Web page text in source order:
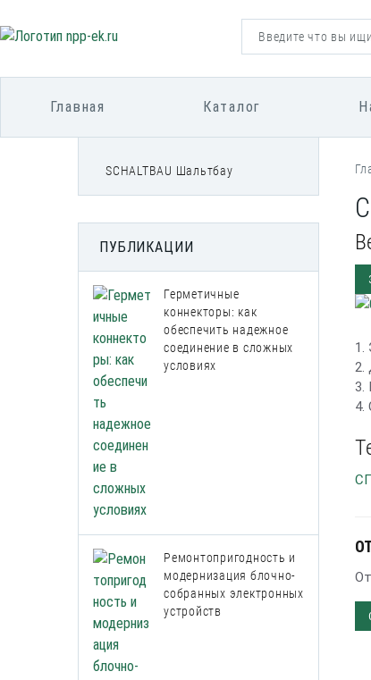
Главная Каталог
SCHALTBAU Шальтбау
ПУБЛИКАЦИИ
Герметичные
коннекторы: как
обеспечить надежное
соединение в сложных
условиях
Ремонтопригодность и
модернизация блочно-
собранных электронных
устройств
1.
2.
3.
4.